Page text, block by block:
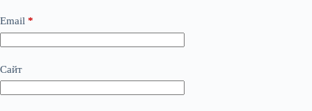
Email *
Сайт